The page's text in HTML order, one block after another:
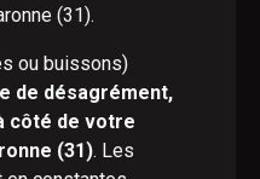
(31).
ou buissons)
de désagrément,
côté de votre
(31). Les